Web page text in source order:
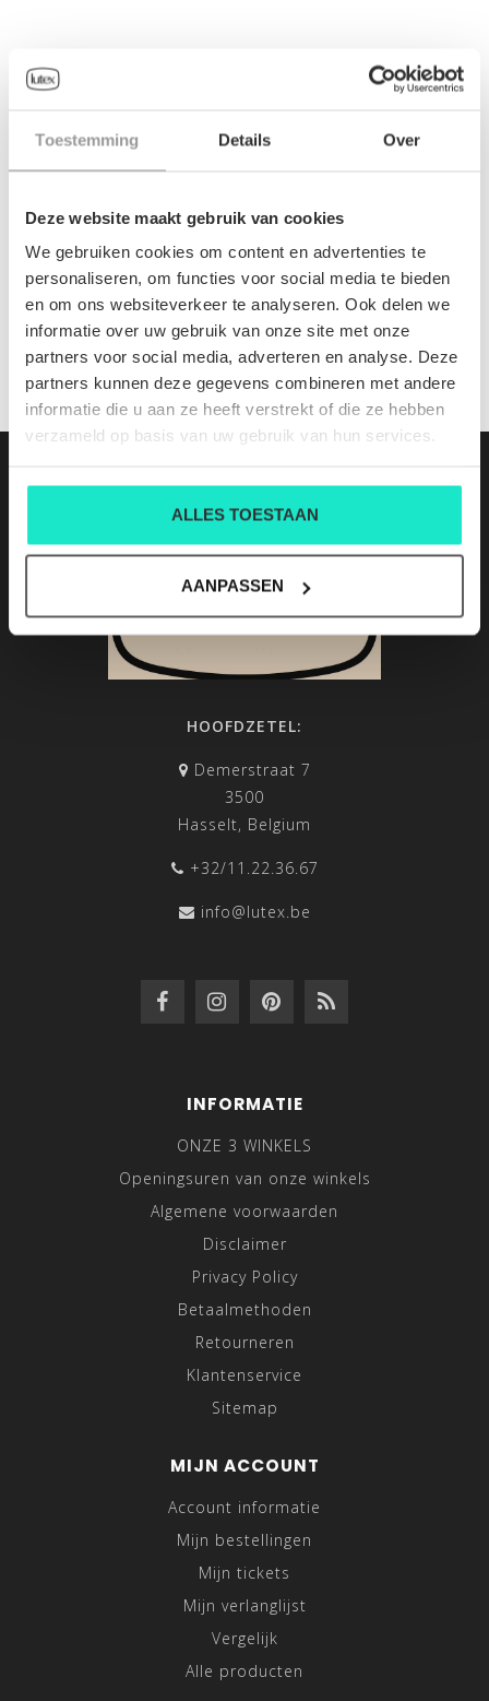
Toestemming Details Over
Deze website maakt gebruik van cookies
We gebruiken cookies om content en advertenties te
personaliseren, om functies voor social media te bieden
en om ons websiteverkeer te analyseren. Ook delen we
informatie over uw gebruik van onze site met onze
partners voor social media, adverteren en analyse. Deze
partners kunnen deze gegevens combineren met andere
informatie die u aan ze heeft verstrekt of die ze hebben
verzameld op basis van uw gebruik van hun services.
ALLES TOESTAAN
AANPASSEN
Geen informatie gevonden
710680784520
Nog niet gewaardeerd
0 sterren op basis van 0 beoordelingen
JE BEOORDELING TOEVOEGEN
HOOFDZETEL:
Demerstraat 7
3500
Hasselt, Belgium
+32/11.22.36.67
info@lutex.be
INFORMATIE
ONZE 3 WINKELS
Openingsuren van onze winkels
Algemene voorwaarden
Disclaimer
Privacy Policy
Betaalmethoden
Retourneren
Klantenservice
Sitemap
MIJN ACCOUNT
Account informatie
Mijn bestellingen
Mijn tickets
Mijn verlanglijst
Vergelijk
Alle producten